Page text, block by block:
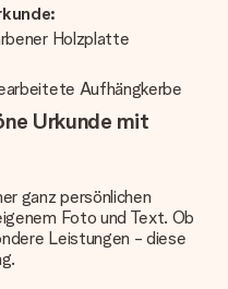
Holzplatte
Aufhängkerbe
Urkunde mit
ganz persönlichen
Foto und Text. Ob
Leistungen - diese